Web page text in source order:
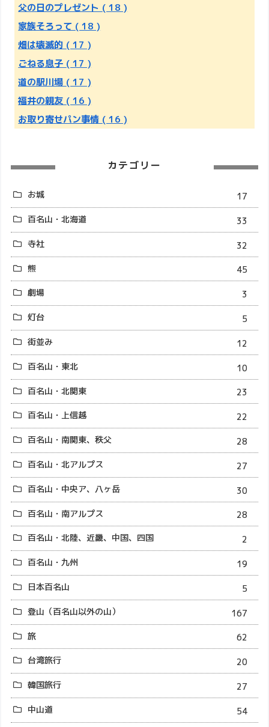
父の日のプレゼント ( 18 )
家族そろって ( 18 )
畑は壊滅的 ( 17 )
ごねる息子 ( 17 )
道の駅川場 ( 17 )
福井の親友 ( 16 )
お取り寄せパン事情 ( 16 )
カテゴリー
お城
17
百名山・北海道
33
寺社
32
熊
45
劇場
3
灯台
5
街並み
12
百名山・東北
10
百名山・北関東
23
百名山・上信越
22
百名山・南関東、秩父
28
百名山・北アルプス
27
百名山・中央ア、八ヶ岳
30
百名山・南アルプス
28
百名山・北陸、近畿、中国、四国
2
百名山・九州
19
日本百名山
5
登山（百名山以外の山）
167
旅
62
台湾旅行
20
韓国旅行
27
中山道
54